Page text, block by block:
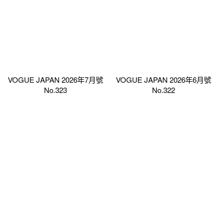
VOGUE JAPAN 2026年7月號
No.323
VOGUE JAPAN 2026年6月號
No.322